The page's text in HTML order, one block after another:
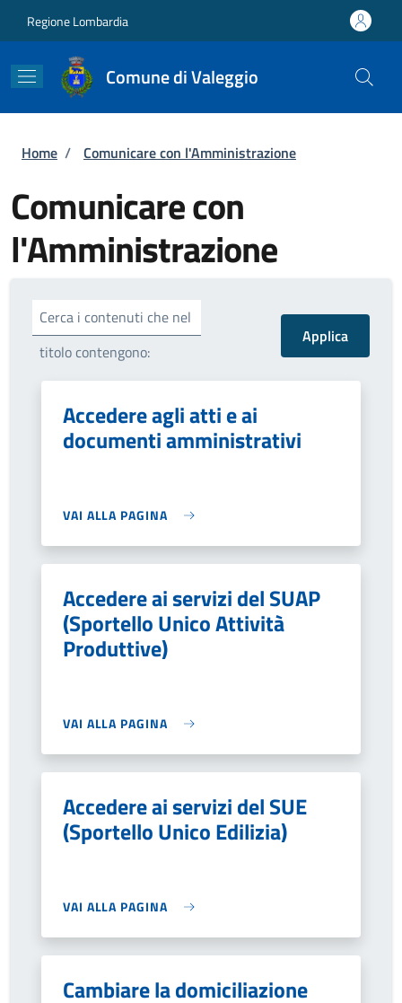
Regione Lombardia
Comune di Valeggio
Briciole di pane
Home / Comunicare con l'Amministrazione
Comunicare con
l'Amministrazione
Cerca i contenuti che nel
titolo contengono:
Accedere agli atti e ai
documenti amministrativi
VAI ALLA PAGINA
Accedere ai servizi del SUAP
(Sportello Unico Attività
Produttive)
VAI ALLA PAGINA
Accedere ai servizi del SUE
(Sportello Unico Edilizia)
VAI ALLA PAGINA
Cambiare la domiciliazione